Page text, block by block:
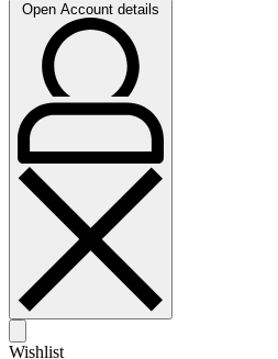
Open Account details
Wishlist